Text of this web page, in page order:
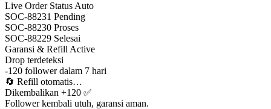
Live Order Status Auto
SOC-88231 Pending
SOC-88230 Proses
SOC-88229 Selesai
Garansi & Refill Active
Drop terdeteksi
-120 follower dalam 7 hari
🔄 Refill otomatis…
Dikembalikan +120 ✅
Follower kembali utuh, garansi aman.